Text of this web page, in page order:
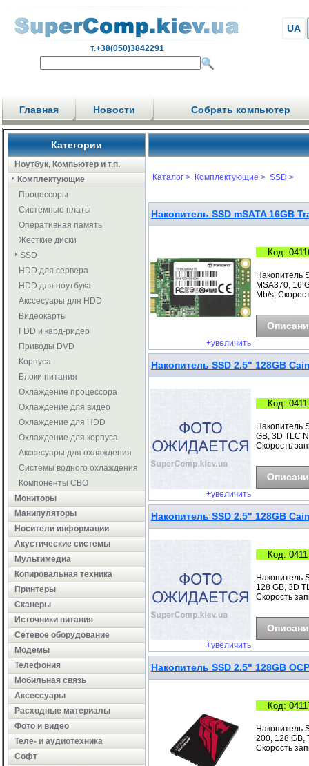
т.+38(050)3842291
UA
Главная Новости Собрать компьютер
Категории
Ноутбук, Компьютер и т.п.
Комплектующие
Процессоры
Системные платы
Оперативная память
Жесткие диски
SSD
HDD для сервера
HDD для ноутбука
Акссесуары для HDD
Видеокарты
FDD и кард-ридер
Приводы DVD
Корпуса
Блоки питания
Охлаждение процессора
Охлаждение для видео
Охлаждение для HDD
Охлаждение для корпуса
Акссесуары для охлаждения
Системы водного охлаждения
Компоненты СВО
Мониторы
Манипуляторы
Носители информации
Акустические системы
Мультимедиа
Копировальная техника
Принтеры
Сканеры
Источники питания
Сетевое оборудование
Модемы
Телефония
Мобильная связь
Аксессуары
Расходные материалы
Фото и видео
Теле- и аудиотехника
Софт
Каталог > Комплектующие > SSD >
Накопитель SSD mSATA 16GB
+увеличить
Код:
Накопитель
MSA370, 16
Mb/s,
Накопитель SSD 2.5" 128GB
+увеличить
Код:
Накопитель
GB, 3D TLC
Скорость
Накопитель SSD 2.5" 128GB
+увеличить
Код:
Накопитель
128 GB, 3D
Скорость
Накопитель SSD 2.5" 128GB
Код:
Накопитель
200, 128 GB,
Скорость